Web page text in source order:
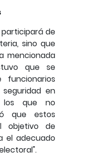
de
sino que
mencionada
que se
en
los que no
que estos
objetivo de
el adecuado